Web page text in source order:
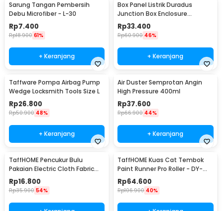
Sarung Tangan Pembersih
Debu Microfiber - L-30
Rp7.400
Rp18.900 61%
+ Keranjang
Box Panel Listrik Duradus
Junction Box Enclosure
Waterproof 158x90mm - B1589
Rp33.400
Rp60.900 46%
+ Keranjang
Taffware Pompa Airbag Pump
Wedge Locksmith Tools Size L
Rp26.800
Rp50.900 48%
+ Keranjang
Air Duster Semprotan Angin
High Pressure 400ml
Rp37.600
Rp66.900 44%
+ Keranjang
TaffHOME Pencukur Bulu
Pakaian Electric Cloth Fabric
Shaver - FL-188
Rp16.800
Rp35.900 54%
TaffHOME Kuas Cat Tembok
Paint Runner Pro Roller - DY-
526
Rp64.600
Rp106.900 40%